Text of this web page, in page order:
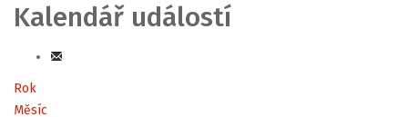
Kalendář událostí
Rok
Měsíc